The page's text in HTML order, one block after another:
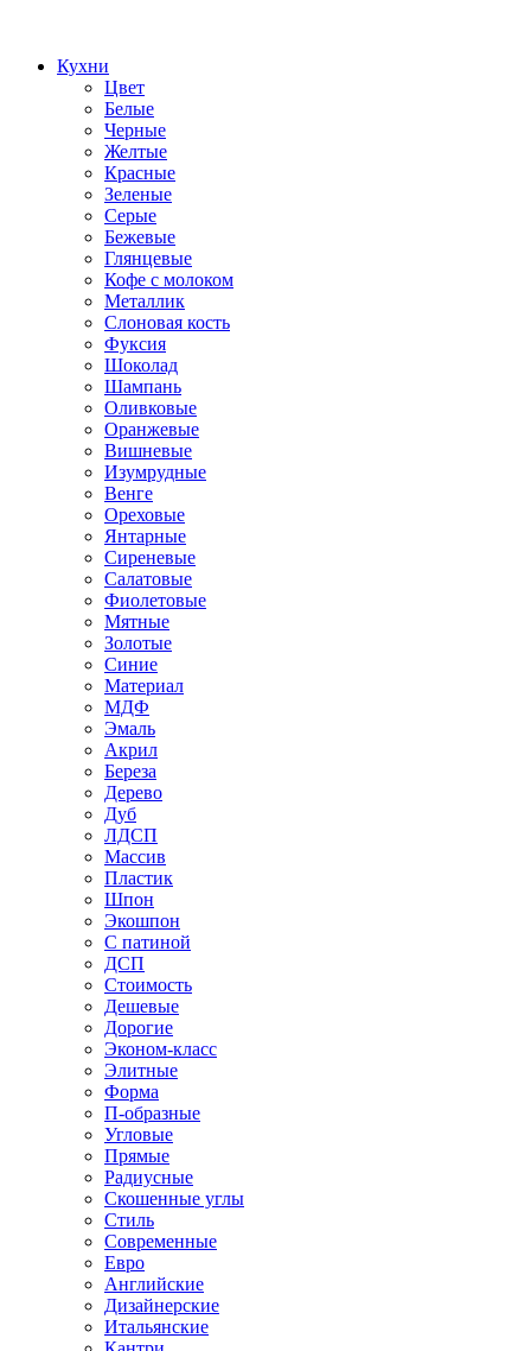
Кухни
Цвет
Белые
Черные
Желтые
Красные
Зеленые
Серые
Бежевые
Глянцевые
Кофе с молоком
Металлик
Слоновая кость
Фуксия
Шоколад
Шампань
Оливковые
Оранжевые
Вишневые
Изумрудные
Венге
Ореховые
Янтарные
Сиреневые
Салатовые
Фиолетовые
Мятные
Золотые
Синие
Материал
МДФ
Эмаль
Акрил
Береза
Дерево
Дуб
ЛДСП
Массив
Пластик
Шпон
Экошпон
С патиной
ДСП
Стоимость
Дешевые
Дорогие
Эконом-класс
Элитные
Форма
П-образные
Угловые
Прямые
Радиусные
Скошенные углы
Стиль
Современные
Евро
Английские
Дизайнерские
Итальянские